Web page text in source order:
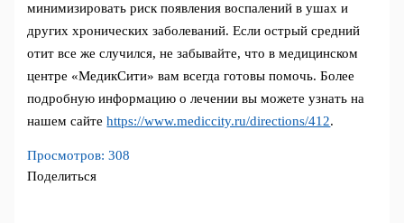
минимизировать риск появления воспалений в ушах и
других хронических заболеваний. Если острый средний
отит все же случился, не забывайте, что в медицинском
центре «МедикСити» вам всегда готовы помочь. Более
подробную информацию о лечении вы можете узнать на
нашем сайтеhttps://www.mediccity.ru/directions/412.
Просмотров: 308
Поделиться